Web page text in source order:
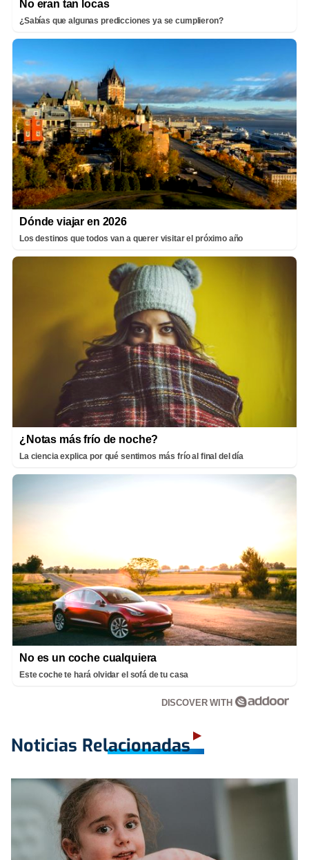
No eran tan locas
¿Sabías que algunas predicciones ya se cumplieron?
Dónde viajar en 2026
Los destinos que todos van a querer visitar el próximo año
¿Notas más frío de noche?
La ciencia explica por qué sentimos más frío al final del día
No es un coche cualquiera
Este coche te hará olvidar el sofá de tu casa
DISCOVER WITH
Noticias Relacionadas